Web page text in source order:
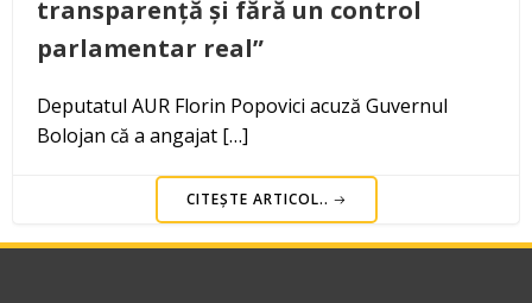
transparență și fără un control
parlamentar real”
Deputatul AUR Florin Popovici acuză Guvernul
Bolojan că a angajat […]
CITEȘTE ARTICOL..